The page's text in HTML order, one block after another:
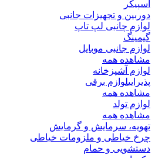
اسپیکر
دوربین و تجهیزات جانبی
لوازم چانبی لپ تاپ
گیمینگ
لوازم جانبی موبایل
مشاهده همه
لوازم آشپزخانه
پذیراییلوازم برقی
مشاهده همه
لوازم تولد
مشاهده همه
تهویه، سرمایش و گرمایش
چرخ خیاطی و ملزومات خیاطی
دستشویی و حمام